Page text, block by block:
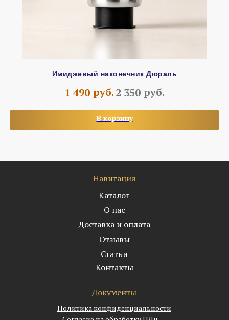
Имиджевый наконечник Дюраль
1 490 руб.2 350 руб.
В корзину
Навигация
Каталог
О нас
Доставка и оплата
Политика конфиденциальности
Отзывы
Статьи
Контакты
Документы